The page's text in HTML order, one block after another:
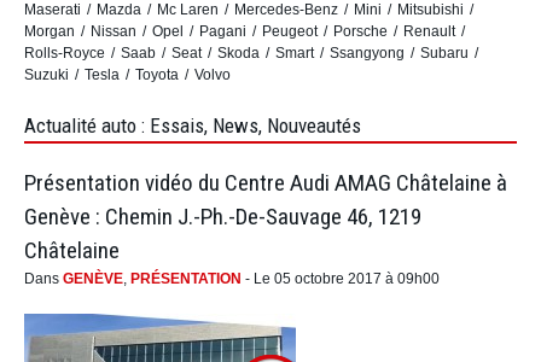
Maserati
Mazda Mc Laren Mercedes-Benz Mini
Mitsubishi
Morgan
Nissan Opel Pagani Peugeot Porsche
Renault
Rolls-Royce
Saab Seat Skoda Smart Ssangyong
Subaru
Suzuki
Tesla Toyota Volvo
Actualité auto : Essais, News, Nouveautés
Présentation vidéo du Centre Audi AMAG Châtelaine à
Genève : Chemin J.-Ph.-De-Sauvage 46, 1219
Châtelaine
Dans GENÈVE, PRÉSENTATION - Le 05 octobre 2017 à 09h00